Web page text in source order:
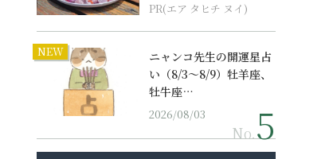
PR(エア タヒチ ヌイ)
NEW
ニャンコ先生の開運星占
い（8/3～8/9）牡羊座、
牡牛座…
2026/08/03
No.